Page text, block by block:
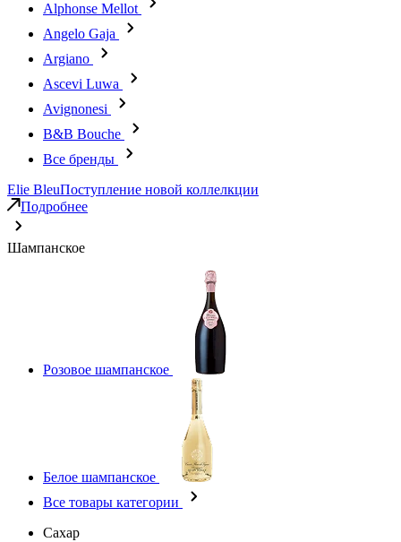
Alphonse Mellot
Angelo Gaja
Argiano
Ascevi Luwa
Avignonesi
B&B Bouche
Все бренды
Elie BleuПоступление новой коллелкции
Подробнее
Шампанское
Розовое шампанское
Белое шампанское
Все товары категории
Сахар